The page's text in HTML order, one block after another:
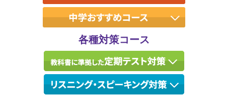
各種対策コース